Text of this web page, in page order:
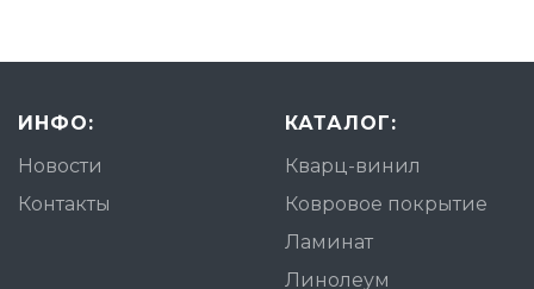
ИНФО:
Новости
Контакты
КАТАЛОГ:
Кварц-винил
Ковровое покрытие
Ламинат
Линолеум